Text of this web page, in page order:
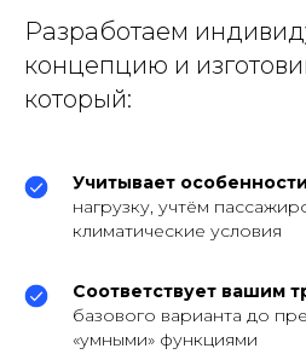
Разработаем
концепцию и
который:
Учитывает
нагрузку, учтём
климатические условия
Соответствует вашим
базового варианта до
«умными» функциями